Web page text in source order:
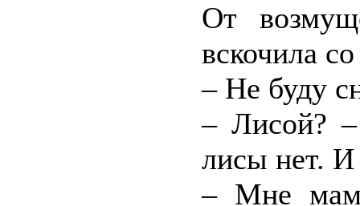
От
вскочила
– Не буду
– Лисой? –
лисы нет.
– Мне